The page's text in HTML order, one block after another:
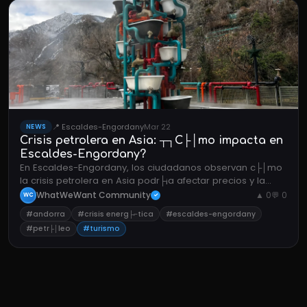
NEWS 📍 Escaldes-EngordanyMar 22
Crisis petrolera en Asia: ┬┐C├│mo impacta en
Escaldes-Engordany?
En Escaldes-Engordany, los ciudadanos observan c├│mo
la crisis petrolera en Asia podr├¡a afectar precios y la
econom├¡a local.
WC WhatWeWant Community ✓ ▲ 0💬 0
#andorra #crisis energ├⌐tica
#escaldes-engordany
#petr├│leo
#turismo